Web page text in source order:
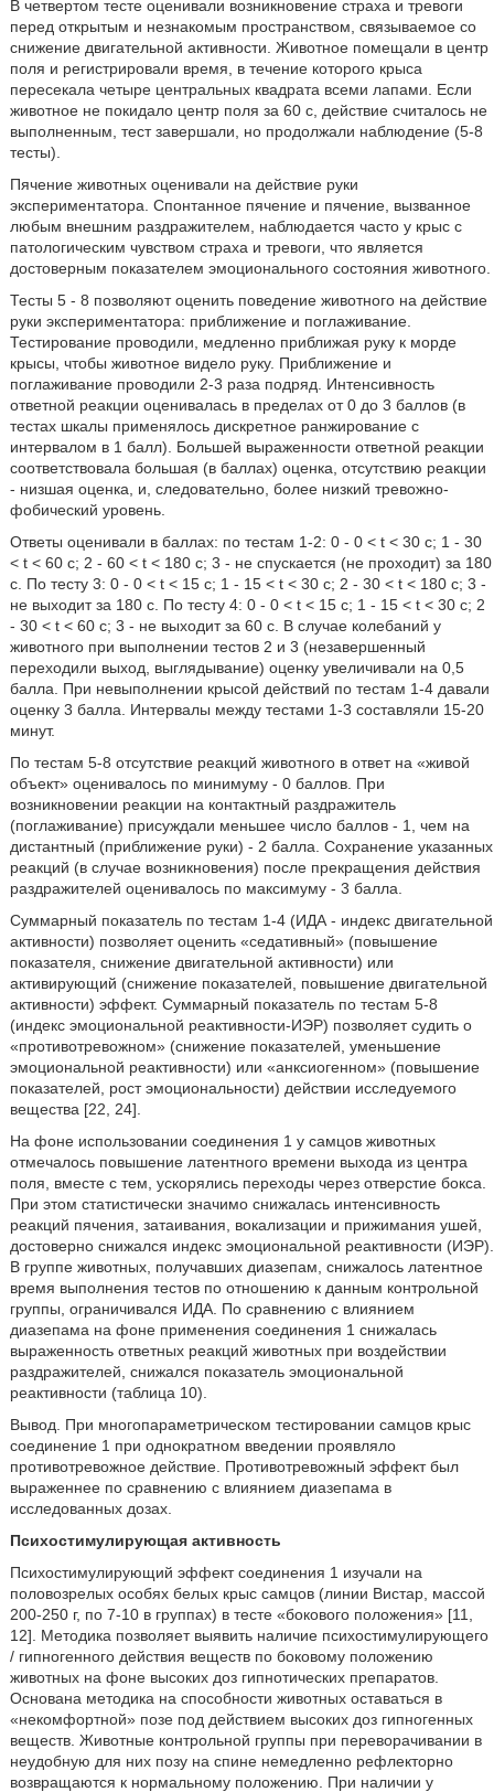
В четвертом тесте оценивали возникновение страха и тревоги
перед открытым и незнакомым пространством, связываемое со
снижение двигательной активности. Животное помещали в центр
поля и регистрировали время, в течение которого крыса
пересекала четыре центральных квадрата всеми лапами. Если
животное не покидало центр поля за 60 с, действие считалось не
выполненным, тест завершали, но продолжали наблюдение (5-8
тесты).
Пячение животных оценивали на действие руки
экспериментатора. Спонтанное пячение и пячение, вызванное
любым внешним раздражителем, наблюдается часто у крыс с
патологическим чувством страха и тревоги, что является
достоверным показателем эмоционального состояния животного.
Тесты 5 - 8 позволяют оценить поведение животного на действие
руки экспериментатора: приближение и поглаживание.
Тестирование проводили, медленно приближая руку к морде
крысы, чтобы животное видело руку. Приближение и
поглаживание проводили 2-3 раза подряд. Интенсивность
ответной реакции оценивалась в пределах от 0 до 3 баллов (в
тестах шкалы применялось дискретное ранжирование с
интервалом в 1 балл). Большей выраженности ответной реакции
соответствовала большая (в баллах) оценка, отсутствию реакции
- низшая оценка, и, следовательно, более низкий тревожно-
фобический уровень.
Ответы оценивали в баллах: по тестам 1-2: 0 - 0 < t < 30 c; 1 - 30
< t < 60 c; 2 - 60 < t < 180 c; 3 - не спускается (не проходит) за 180
с. По тесту 3: 0 - 0 < t < 15 c; 1 - 15 < t < 30 c; 2 - 30 < t < 180 c; 3 -
не выходит за 180 с. По тесту 4: 0 - 0 < t < 15 c; 1 - 15 < t < 30 c; 2
- 30 < t < 60 c; 3 - не выходит за 60 с. В случае колебаний у
животного при выполнении тестов 2 и 3 (незавершенный
переходили выход, выглядывание) оценку увеличивали на 0,5
балла. При невыполнении крысой действий по тестам 1-4 давали
оценку 3 балла. Интервалы между тестами 1-3 составляли 15-20
минут.
По тестам 5-8 отсутствие реакций животного в ответ на «живой
объект» оценивалось по минимуму - 0 баллов. При
возникновении реакции на контактный раздражитель
(поглаживание) присуждали меньшее число баллов - 1, чем на
дистантный (приближение руки) - 2 балла. Сохранение указанных
реакций (в случае возникновения) после прекращения действия
раздражителей оценивалось по максимуму - 3 балла.
Суммарный показатель по тестам 1-4 (ИДА - индекс двигательной
активности) позволяет оценить «седативный» (повышение
показателя, снижение двигательной активности) или
активирующий (снижение показателей, повышение двигательной
активности) эффект. Суммарный показатель по тестам 5-8
(индекс эмоциональной реактивности-ИЭР) позволяет судить о
«противотревожном» (снижение показателей, уменьшение
эмоциональной реактивности) или «анксиогенном» (повышение
показателей, рост эмоциональности) действии исследуемого
вещества [22, 24].
На фоне использовании соединения 1 у самцов животных
отмечалось повышение латентного времени выхода из центра
поля, вместе с тем, ускорялись переходы через отверстие бокса.
При этом статистически значимо снижалась интенсивность
реакций пячения, затаивания, вокализации и прижимания ушей,
достоверно снижался индекс эмоциональной реактивности (ИЭР).
В группе животных, получавших диазепам, снижалось латентное
время выполнения тестов по отношению к данным контрольной
группы, ограничивался ИДА. По сравнению с влиянием
диазепама на фоне применения соединения 1 снижалась
выраженность ответных реакций животных при воздействии
раздражителей, снижался показатель эмоциональной
реактивности (таблица 10).
Вывод. При многопараметрическом тестировании самцов крыс
соединение 1 при однократном введении проявляло
противотревожное действие. Противотревожный эффект был
выраженнее по сравнению с влиянием диазепама в
исследованных дозах.
Психостимулирующая активность
Психостимулирующий эффект соединения 1 изучали на
половозрелых особях белых крыс самцов (линии Вистар, массой
200-250 г, по 7-10 в группах) в тесте «бокового положения» [11,
12]. Методика позволяет выявить наличие психостимулирующего
/ гипногенного действия веществ по боковому положению
животных на фоне высоких доз гипнотических препаратов.
Основана методика на способности животных оставаться в
«некомфортной» позе под действием высоких доз гипногенных
веществ. Животные контрольной группы при переворачивании в
неудобную для них позу на спине немедленно рефлекторно
возвращаются к нормальному положению. При наличии у